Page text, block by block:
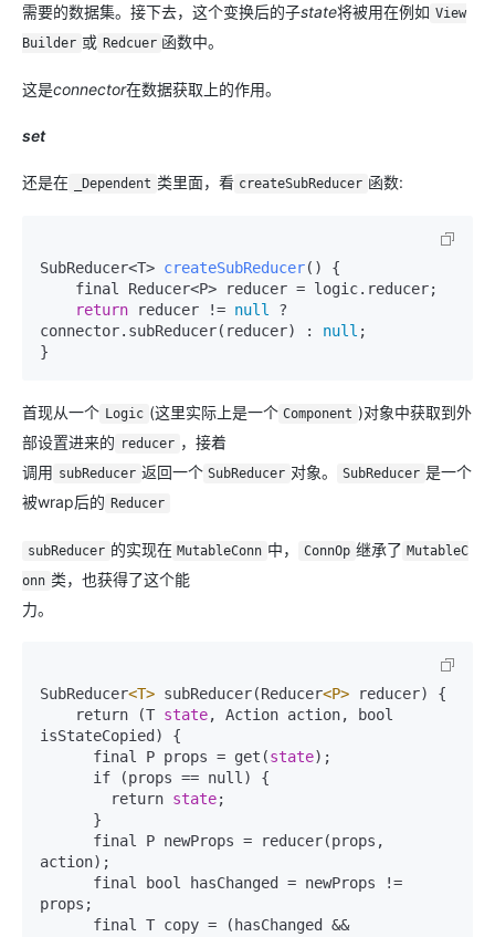
需要的数据集。接下去，这个变换后的子state将被用在例如 View
Builder 或 Redcuer 函数中。
这是connector在数据获取上的作用。
set
还是在 _Dependent 类里面，看 createSubReducer 函数:
SubReducer<T> createSubReducer()
{
return reducer != null
?
connector.subReducer(reducer) : null ;
}
首现从一个 Logic (这里实际上是一个 Component )对象中获取到外
部设置进来的 reducer ，接着
调用 subReducer 返回一个 SubReducer 对象。 SubReducer 是一个
被wrap后的 Reducer
subReducer 的实现在 MutableConn 中， ConnOp 继承了 MutableC
onn 类，也获得了这个能
力。
SubReducer<T> subReducer(Reducer<P> reducer) {
    return (T
state, Action action, bool
isStateCopied) {
      final P props = get(
state);
        return
state;
action);
props;